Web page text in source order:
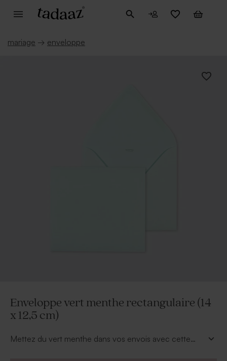
mariage → enveloppe
Enveloppe vert menthe rectangulaire (14
x 12,5 cm)
Mettez du vert menthe dans vos envois avec cette